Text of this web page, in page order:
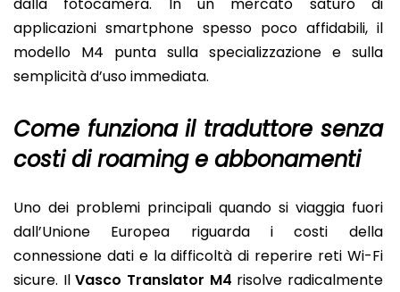
dalla fotocamera. In un mercato saturo di
applicazioni smartphone spesso poco affidabili, il
modello M4 punta sulla specializzazione e sulla
semplicità d’uso immediata.
Come funziona il traduttore senza
costi di roaming e abbonamenti
Uno dei problemi principali quando si viaggia fuori
dall’Unione Europea riguarda i costi della
connessione dati e la difficoltà di reperire reti Wi-Fi
sicure. IlVasco Translator M4 risolve radicalmente